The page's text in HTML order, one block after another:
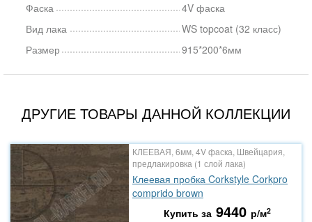
Фаска
4V фаска
Вид лака
WS topcoat (32 класс)
Размер
915*200*6мм
ДРУГИЕ ТОВАРЫ ДАННОЙ КОЛЛЕКЦИИ
КЛЕЕВАЯ, 6мм, 4V фаска, Швейцария,
предлакировка (1 слой лака)
Клеевая пробка Corkstyle Corkpro
comprido brown
Купить за 9440 р/м2